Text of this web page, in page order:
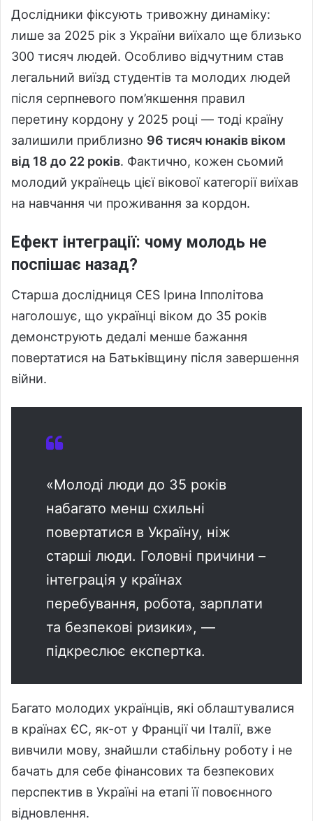
Дослідники фіксують тривожну динаміку:
лише за 2025 рік з України виїхало ще близько
300 тисяч людей. Особливо відчутним став
легальний виїзд студентів та молодих людей
після серпневого пом’якшення правил
перетину кордону у 2025 році — тоді країну
залишили приблизно 96 тисяч юнаків віком
від 18 до 22 років. Фактично, кожен сьомий
молодий українець цієї вікової категорії виїхав
на навчання чи проживання за кордон.
Ефект інтеграції: чому молодь не
поспішає назад?
Старша дослідниця CES Ірина Іпполітова
наголошує, що українці віком до 35 років
демонструють дедалі менше бажання
повертатися на Батьківщину після завершення
війни.
«Молоді люди до 35 років
набагато менш схильні
повертатися в Україну, ніж
старші люди. Головні причини –
інтеграція у країнах
перебування, робота, зарплати
та безпекові ризики», —
підкреслює експертка.
Багато молодих українців, які облаштувалися
в країнах ЄС, як-от у Франції чи Італії, вже
вивчили мову, знайшли стабільну роботу і не
бачать для себе фінансових та безпекових
перспектив в Україні на етапі її повоєнного
відновлення.